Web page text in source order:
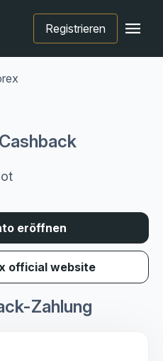
Registrieren menu
eröffnen
official website
Zahlung